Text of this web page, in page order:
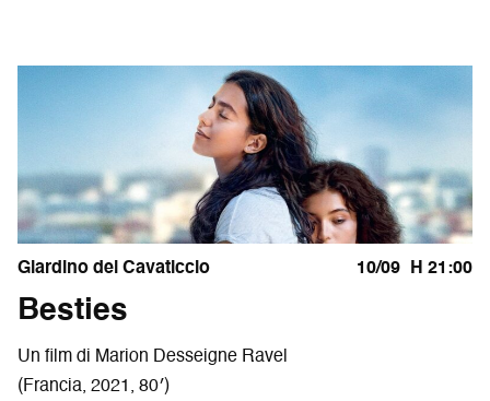
Giardino del Cavaticcio 10/09 H 21:00
Besties
Un film di Marion Desseigne Ravel
(Francia, 2021, 80′)